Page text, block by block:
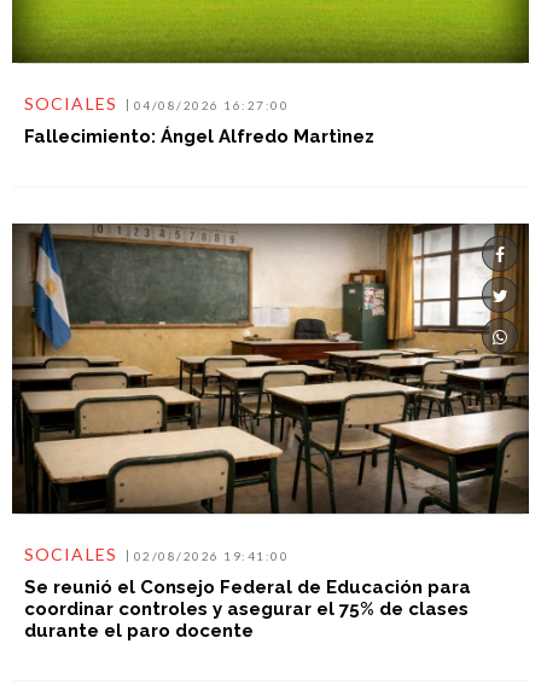
SOCIALES 04/08/2026 16:27:00
Fallecimiento: Ángel Alfredo Martìnez
SOCIALES 02/08/2026 19:41:00
Se reunió el Consejo Federal de Educación para
coordinar controles y asegurar el 75% de clases
durante el paro docente